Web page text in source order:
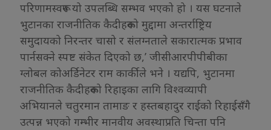
परिणामस्वरूप यो उपलब्धि सम्भव भएको हो । यस घटनाले
भुटानका राजनीतिक कैदीहरूको मुद्दामा अन्तर्राष्ट्रिय
समुदायको निरन्तर चासो र संलग्नताले सकारात्मक प्रभाव
पार्नसक्ने स्पष्ट संकेत दिएको छ,’ जीसीआरपीपीबीका
ग्लोबल कोअर्डिनेटर राम कार्कीले भने । यद्यपि, भुटानमा
राजनीतिक कैदीहरूको रिहाइका लागि विश्वव्यापी
अभियानले चतुरमान तामाङ र हस्तबहादुर राईको रिहाईसँगै
उत्पन्न भएको गम्भीर मानवीय अवस्थाप्रति चिन्ता पनि